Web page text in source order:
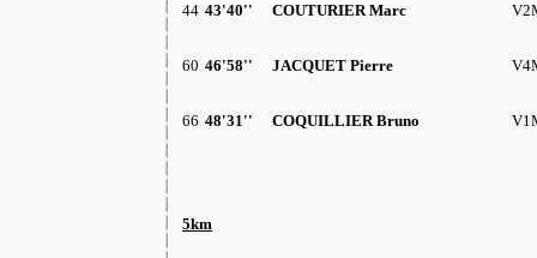
44 43'40'' COUTURIER Marc
60 46'58'' JACQUET Pierre
66 48'31'' COQUILLIER Bruno
5km